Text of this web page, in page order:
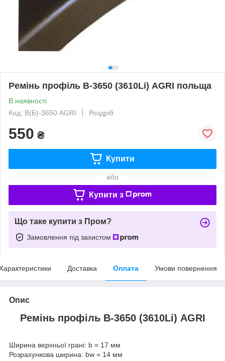
Ремінь профіль В-3650 (3610Li) AGRI польща
В наявності
Код: В(Б)-3650 AGRI
Роздріб
550 ₴
Купити
або
Купити з
Що таке купити з Пром?
Замовлення під захистом
Доставка Оплата Умови повернення
Опис
Ремінь профіль В-3650 (3610Li) AGRI
Ширина верхньої грані: b = 17 мм
Розрахункова ширина: bw = 14 мм